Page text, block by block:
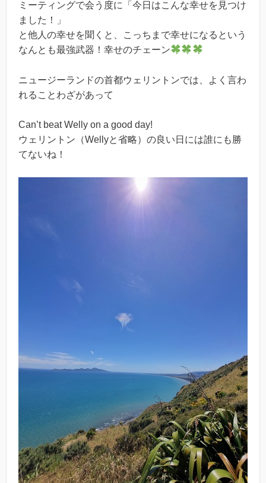
ミーティングで会う度に「今日はこんな幸せを見つけ
ました！」
と他人の幸せを聞くと、こっちまで幸せになるという
なんとも最強武器！幸せのチェーン
ニュージーランドの首都ウェリントンでは、よく言わ
れることわざがあって
Can’t beat Welly on a good day!
ウェリントン（Wellyと省略）の良い日には誰にも勝
てないね！